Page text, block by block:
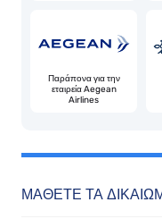
Παράπονα για την
εταιρεία Aegean
Airlines
ΜΆΘΕΤΕ ΤΑ